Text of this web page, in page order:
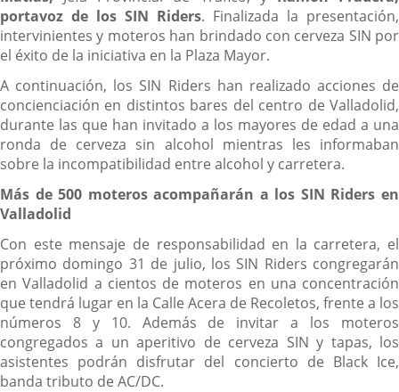
portavoz de los SIN Riders. Finalizada la presentación,
intervinientes y moteros han brindado con cerveza SIN por
el éxito de la iniciativa en la Plaza Mayor.
A continuación, los SIN Riders han realizado acciones de
concienciación en distintos bares del centro de Valladolid,
durante las que han invitado a los mayores de edad a una
ronda de cerveza sin alcohol mientras les informaban
sobre la incompatibilidad entre alcohol y carretera.
Más de 500 moteros acompañarán a los SIN Riders en
Valladolid
Con este mensaje de responsabilidad en la carretera, el
próximo domingo 31 de julio, los SIN Riders congregarán
en Valladolid a cientos de moteros en una concentración
que tendrá lugar en la Calle Acera de Recoletos, frente a los
números 8 y 10. Además de invitar a los moteros
congregados a un aperitivo de cerveza SIN y tapas, los
asistentes podrán disfrutar del concierto de Black Ice,
banda tributo de AC/DC.